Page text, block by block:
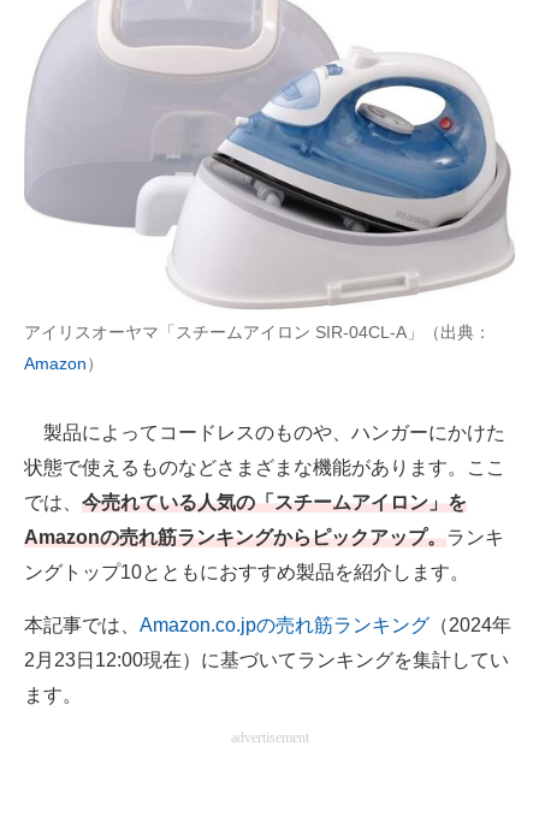
ITの今と未来を見通す
進化するPCとデバイスの未来
好きが集まる 比べて選べる
ビジネスと働き方のヒント
AI活用のいまが分かる
マーケ×ITの今がよく分かる
ITエンジニア向け専門サイト
企業向けIT製品の総合サイト
IT製品の技術・比較・事例
製造業のIT導入・活用を支援
アイリスオーヤマ「スチームアイロン SIR-04CL-A」（出典：
Amazon）
製品によってコードレスのものや、ハンガーにかけた
状態で使えるものなどさまざまな機能があります。ここ
では、 今売れている人気の「スチームアイロン」を
Amazonの売れ筋ランキングからピックアップ。ランキ
ングトップ10とともにおすすめ製品を紹介します。
本記事では、 Amazon.co.jpの売れ筋ランキング （2024年
2月23日12:00現在）に基づいてランキングを集計してい
ます。
advertisement